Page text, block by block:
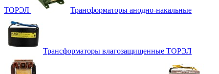
ТОРЭЛ Трансформаторы анодно-накальные
Трансформаторы влагозащищенные ТОРЭЛ